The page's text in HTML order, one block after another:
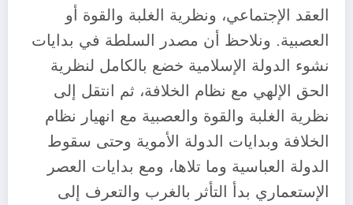
العقد الإجتماعي، ونظرية الغلبة والقوة أو
العصبية. ونلاحظ أن مصدر السلطة في بدايات
نشوء الدولة الإسلامية خضع بالكامل لنظرية
الحق الإلهي مع نظام الخلافة، ثم انتقل إلى
نظرية الغلبة والقوة والعصبية مع انهيار نظام
الخلافة وبدايات الدولة الأموية وحتى سقوط
الدولة العباسية وما تلاها، ومع بدايات العصر
الإستعماري بدأ التأثر بالغرب والتعرف إلى